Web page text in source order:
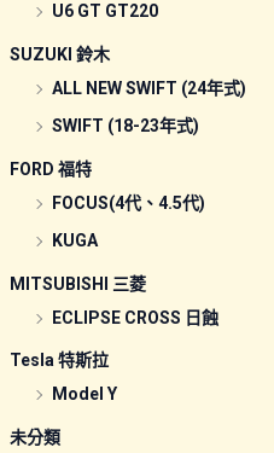
U6 GT GT220
SUZUKI 鈴木
ALL NEW SWIFT (24年式)
SWIFT (18-23年式)
FORD 福特
FOCUS(4代、4.5代)
KUGA
MITSUBISHI 三菱
ECLIPSE CROSS 日蝕
Tesla 特斯拉
Model Y
未分類